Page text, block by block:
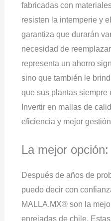
fabricadas con
resisten la intemperie y
garantiza que durarán
necesidad de
representa un ahorro
sino que también le
que sus plantas siempre
Invertir en mallas de
eficiencia y mejor
La mejor
Después de años de
puedo decir con
MALLA.MX® son la
enrejadas de chile.